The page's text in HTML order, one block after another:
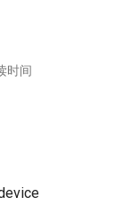
时间